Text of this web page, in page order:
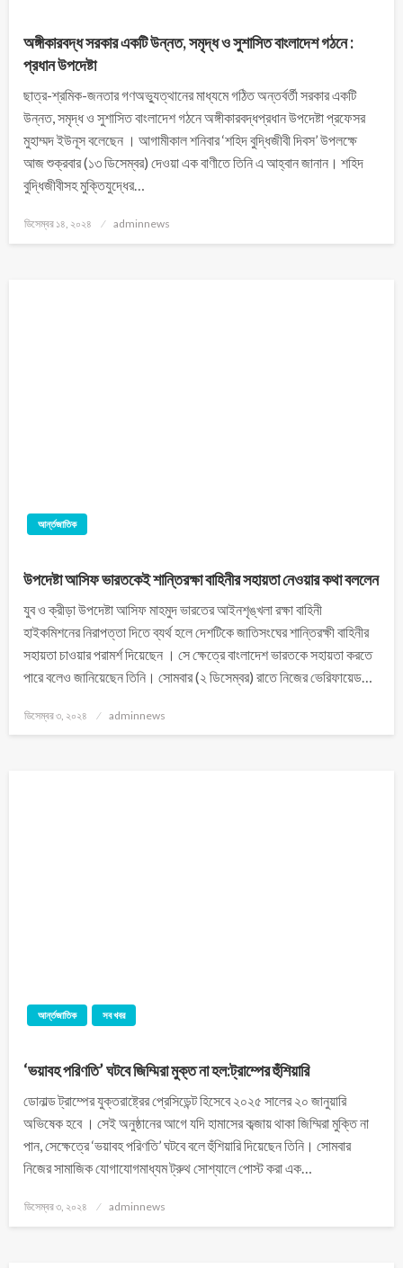
অঙ্গীকারবদ্ধ সরকার একটি উন্নত, সমৃদ্ধ ও সুশাসিত বাংলাদেশ গঠনে :
প্রধান উপদেষ্টা
ছাত্র-শ্রমিক-জনতার গণঅভ্যুত্থানের মাধ্যমে গঠিত অন্তর্বর্তী সরকার একটি
উন্নত, সমৃদ্ধ ও সুশাসিত বাংলাদেশ গঠনে অঙ্গীকারবদ্ধপ্রধান উপদেষ্টা প্রফেসর
মুহাম্মদ ইউনূস বলেছেন । আগামীকাল শনিবার ‘শহিদ বুদ্ধিজীবী দিবস’ উপলক্ষে
আজ শুক্রবার (১৩ ডিসেম্বর) দেওয়া এক বাণীতে তিনি এ আহ্বান জানান। শহিদ
বুদ্ধিজীবীসহ মুক্তিযুদ্ধের…
ডিসেম্বর ১৪, ২০২৪ adminnews
আর্ন্তজাতিক
উপদেষ্টা আসিফ ভারতকেই শান্তিরক্ষা বাহিনীর সহায়তা নেওয়ার কথা বললেন
যুব ও ক্রীড়া উপদেষ্টা আসিফ মাহমুদ ভারতের আইনশৃঙ্খলা রক্ষা বাহিনী
হাইকমিশনের নিরাপত্তা দিতে ব্যর্থ হলে দেশটিকে জাতিসংঘের শান্তিরক্ষী বাহিনীর
সহায়তা চাওয়ার পরামর্শ দিয়েছেন । সে ক্ষেত্রে বাংলাদেশ ভারতকে সহায়তা করতে
পারে বলেও জানিয়েছেন তিনি। সোমবার (২ ডিসেম্বর) রাতে নিজের ভেরিফায়েড…
ডিসেম্বর ৩, ২০২৪ adminnews
আর্ন্তজাতিক সব খবর
‘ভয়াবহ পরিণতি’ ঘটবে জিম্মিরা মুক্ত না হল:ট্রাম্পের হুঁশিয়ারি
ডোনাল্ড ট্রাম্পের যুক্তরাষ্ট্রের প্রেসিডেন্ট হিসেবে ২০২৫ সালের ২০ জানুয়ারি
অভিষেক হবে । সেই অনুষ্ঠানের আগে যদি হামাসের কব্জায় থাকা জিম্মিরা মুক্তি না
পান, সেক্ষেত্রে ‘ভয়াবহ পরিণতি’ ঘটবে বলে হুঁশিয়ারি দিয়েছেন তিনি। সোমবার
নিজের সামাজিক যোগাযোগমাধ্যম ট্রুথ সোশ্যালে পোস্ট করা এক…
ডিসেম্বর ৩, ২০২৪ adminnews